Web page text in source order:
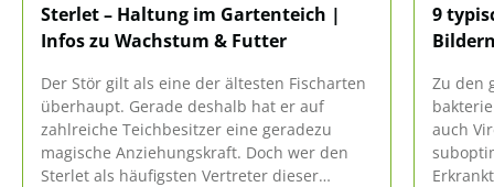
Sterlet – Haltung im Gartenteich |
Infos zu Wachstum & Futter
Der Stör gilt als eine der ältesten Fischarten
überhaupt. Gerade deshalb hat er auf
zahlreiche Teichbesitzer eine geradezu
magische Anziehungskraft. Doch wer den
Sterlet als häufigsten Vertreter dieser
9
Zu den
auch